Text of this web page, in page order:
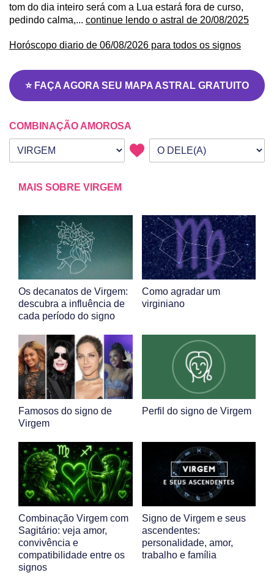
tom do dia inteiro será com a Lua estará fora de curso,
pedindo calma,... continue lendo o astral de 20/08/2025
Horóscopo diario de 06/08/2026 para todos os signos
⭐ FAÇA AGORA SEU MAPA ASTRAL GRATUITO
COMBINAÇÃO AMOROSA
Seu signo
Signo da outra pessoa
MAIS SOBRE VIRGEM
Os decanatos de Virgem:
descubra a influência de
cada período do signo
Como agradar um
virginiano
Famosos do signo de
Virgem
Perfil do signo de Virgem
Combinação Virgem com
Sagitário: veja amor,
convivência e
compatibilidade entre os
signos
Signo de Virgem e seus
ascendentes:
personalidade, amor,
trabalho e família